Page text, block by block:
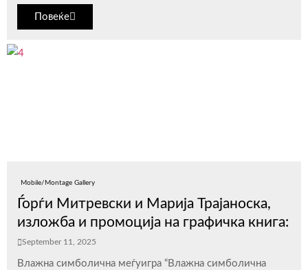
Повеќе
Mobile/Montage Gallery
Ѓорѓи Митревски и Марија Трајаноска,
изложба и промоција на графичка книга:
September 11, 2025
Влажна симболична меѓуигра “Влажна симболична